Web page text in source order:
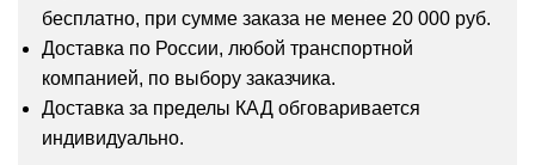
бесплатно, при сумме заказа не менее 20 000 руб.
Доставка по России, любой транспортной
компанией, по выбору заказчика.
Доставка за пределы КАД обговаривается
индивидуально.